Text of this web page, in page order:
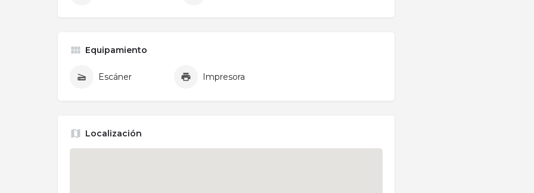
Equipamiento
Escáner Impresora
Localización